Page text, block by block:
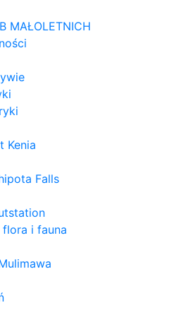
MAŁOLETNICH
Kenia
Falls
flora i fauna